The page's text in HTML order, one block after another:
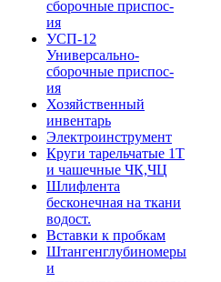
сборочные приспос-
ия
УСП-12
Универсально-
сборочные приспос-
ия
Хозяйственный
инвентарь
Электроинструмент
Круги тарельчатые 1Т
и чашечные ЧК,ЧЦ
Шлифлента
бесконечная на ткани
водост.
Вставки к пробкам
Штангенглубиномеры
и